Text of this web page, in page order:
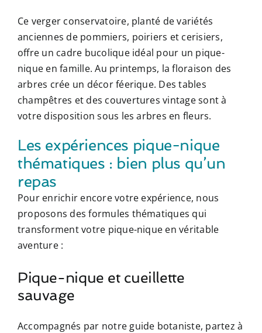
Ce verger conservatoire, planté de variétés
anciennes de pommiers, poiriers et cerisiers,
offre un cadre bucolique idéal pour un pique-
nique en famille. Au printemps, la floraison des
arbres crée un décor féerique. Des tables
champêtres et des couvertures vintage sont à
votre disposition sous les arbres en fleurs.
Les expériences pique-nique
thématiques : bien plus qu’un
repas
Pour enrichir encore votre expérience, nous
proposons des formules thématiques qui
transforment votre pique-nique en véritable
aventure :
Pique-nique et cueillette
sauvage
Accompagnés par notre guide botaniste, partez à